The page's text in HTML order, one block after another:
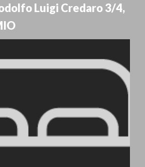
Luigi Credaro 3/4,